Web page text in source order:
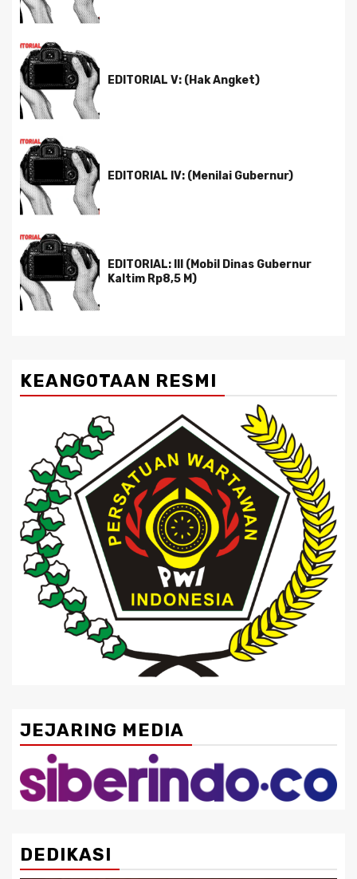
EDITORIAL V: (Hak Angket)
EDITORIAL IV: (Menilai Gubernur)
EDITORIAL: III (Mobil Dinas Gubernur
Kaltim Rp8,5 M)
KEANGOTAAN RESMI
JEJARING MEDIA
DEDIKASI